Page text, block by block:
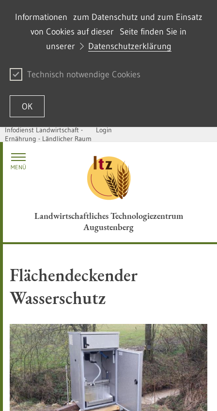
Informationen zum Datenschutz und zum Einsatz
von Cookies auf dieser Seite finden Sie in
unserer
Datenschutzerklärung
Technisch notwendige Cookies
OK
Skip to content
Infodienst Landwirtschaft -
Ernährung - Ländlicher Raum
Login
Landwirtschaftliches Technologiezentrum
Augustenberg
MENÜ
Flächendeckender
Wasserschutz